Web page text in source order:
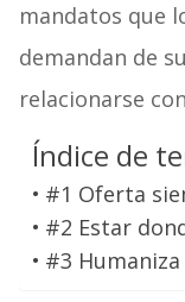
mandatos que
demandan de
relacionarse
Índice de
#1 Oferta
#2 Estar
#3